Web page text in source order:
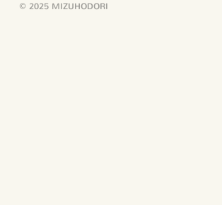
© 2025 MIZUHODORI